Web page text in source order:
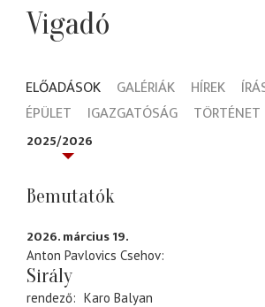
Vigadó
ELŐADÁSOK GALÉRIÁK HÍREK
ÉPÜLET
IGAZGATÓSÁG TÖRTÉNET
2025/2026
Bemutatók
2026. március 19.
Anton Pavlovics Csehov
Sirály
rendező Karo Balyan